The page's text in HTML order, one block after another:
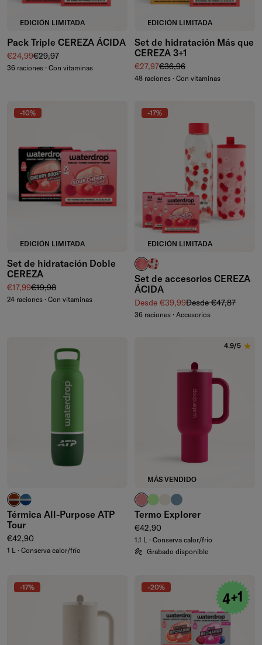
EDICIÓN LIMITADA
Pack Triple CEREZA ÁCIDA
Precio de venta
€24,99Precio normal
€29,97
36 raciones · Con vitaminas
EDICIÓN LIMITADA
Set de hidratación Más que
CEREZA 3+1
Precio de venta
€27,97Precio normal
€36,96
48 raciones · Con vitaminas
-10%
EDICIÓN LIMITADA
Set de hidratación Doble
CEREZA
Precio de venta
€17,99Precio normal
€19,98
24 raciones · Con vitaminas
-17%
EDICIÓN LIMITADA
vasos estriados
botella de vidrio
Set de accesorios CEREZA
ÁCIDA
Precio de venta
Desde €39,99Precio normal
Desde €47,87
36 raciones · Accesorios
rojo arcilla
azul intenso
Térmica All-Purpose ATP
Tour
Precio normal
€42,90
1 L · Conserva calor/frío
MÁS VENDIDO
4.9/5
rosa pálido
verde waterdrop®
marfilazul ceniza
Termo Explorer
Precio normal
€42,90
1.1 L · Conserva calor/frío
Grabado disponible
-17% -20%